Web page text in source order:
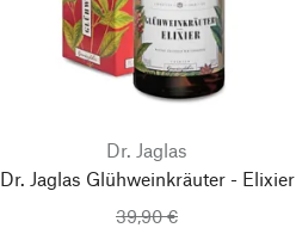
Dr. Jaglas
Dr. Jaglas Glühweinkräuter - Elixier
39,90 €